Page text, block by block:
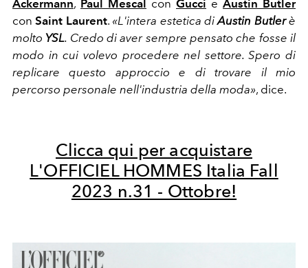
Ackermann, Paul Mescal con Gucci e Austin Butler
conSaint Laurent. «L'intera estetica diAustin Butlerè
moltoYSL. Credo di aver sempre pensato che fosse il
modo in cui volevo procedere nel settore. Spero di
replicare questo approccio e di trovare il mio
percorso personale nell'industria della moda», dice.
Clicca qui per acquistare
L'OFFICIEL HOMMES Italia Fall
2023 n.31 - Ottobre!